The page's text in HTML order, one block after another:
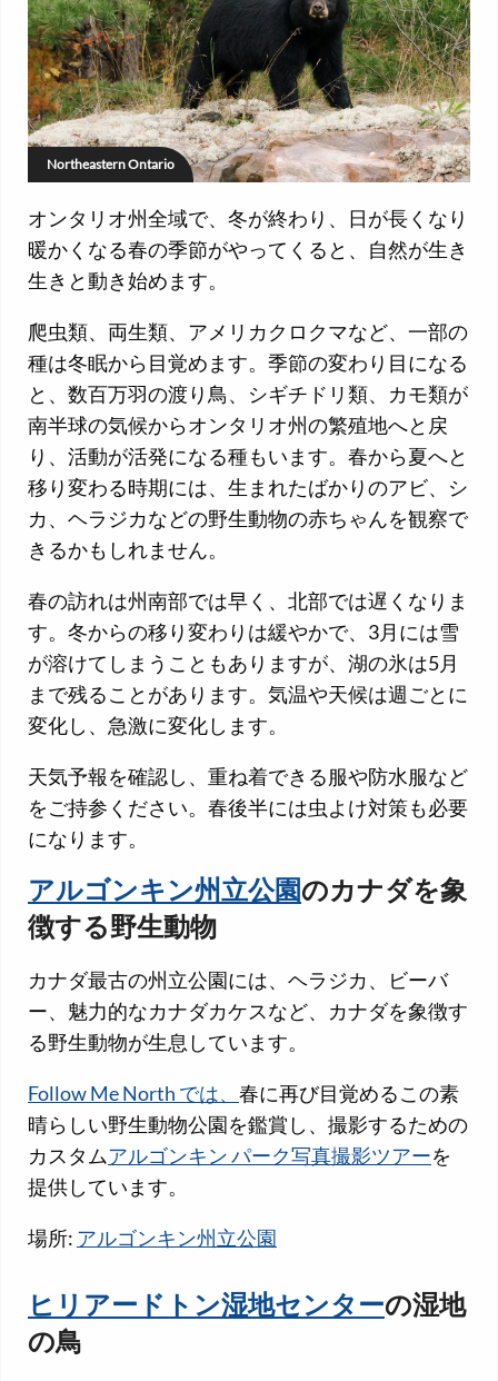
Northeastern Ontario
オンタリオ州全域で、冬が終わり、日が長くなり
暖かくなる春の季節がやってくると、自然が生き
生きと動き始めます。
爬虫類、両生類、アメリカクロクマなど、一部の
種は冬眠から目覚めます。季節の変わり目になる
と、数百万羽の渡り鳥、シギチドリ類、カモ類が
南半球の気候からオンタリオ州の繁殖地へと戻
り、活動が活発になる種もいます。春から夏へと
移り変わる時期には、生まれたばかりのアビ、シ
カ、ヘラジカなどの野生動物の赤ちゃんを観察で
きるかもしれません。
春の訪れは州南部では早く、北部では遅くなりま
す。冬からの移り変わりは緩やかで、3月には雪
が溶けてしまうこともありますが、湖の氷は5月
まで残ることがあります。気温や天候は週ごとに
変化し、急激に変化します。
天気予報を確認し、重ね着できる服や防水服など
をご持参ください。春後半には虫よけ対策も必要
になります。
アルゴンキン州立公園のカナダを象
徴する野生動物
カナダ最古の州立公園には、ヘラジカ、ビーバ
ー、魅力的なカナダカケスなど、カナダを象徴す
る野生動物が生息しています。
Follow Me North では、 春に再び目覚めるこの素
晴らしい野生動物公園を鑑賞し、撮影するための
カスタムアルゴンキン パーク写真撮影ツアーを
提供しています。
場所: アルゴンキン州立公園
ヒリアードトン湿地センターの湿地
の鳥